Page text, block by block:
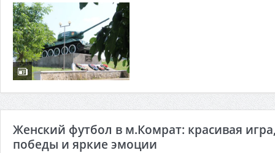
Женский футбол в м.Комрат: красивая
победы и яркие эмоции